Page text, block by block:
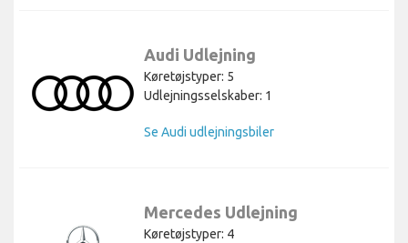
Audi Udlejning
Køretøjstyper: 5
Udlejningsselskaber: 1
Se Audi udlejningsbiler
Mercedes Udlejning
Køretøjstyper: 4